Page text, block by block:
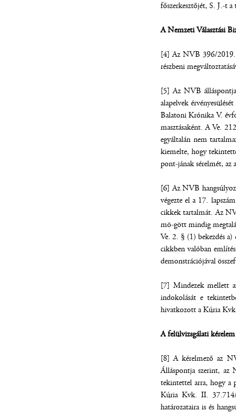
főszerkesztőjét, S. J.-t
A Nemzeti Választási
[4] Az NVB 396/2019.
részbeni
[5] Az NVB
alapelvek
Balatoni Krónika V.
masztásaként. A Ve.
egyáltalán nem
kiemelte, hogy
pont-jának sérelmét, az
[6] Az NVB
végezte el a 17.
cikkek tartalmát. Az
mö-gött mindig
Ve. 2. § (1) bekezdés
cikkben valóban
demonstrációjával
[7] Mindezek mellett
indokolását e
hivatkozott a Kúria
A felülvizsgálati kérelem
[8] A kérelmező az
Álláspontja szerint, az
tekintettel arra, hogy a
Kúria Kvk. II.
határozataira is és